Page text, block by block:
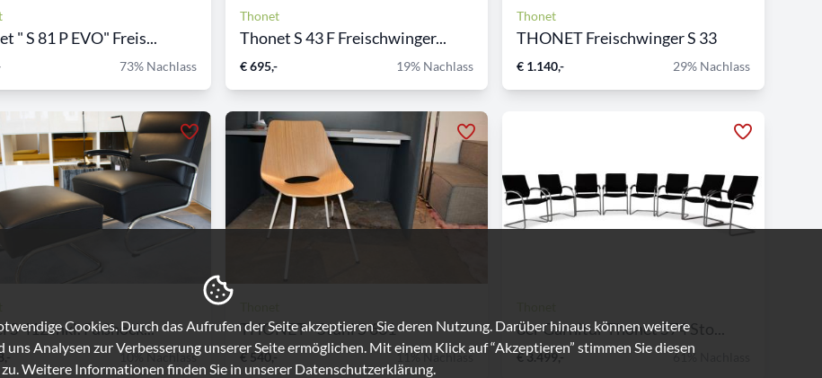
" S 81 P EVO" Freis...
73% Nachlass
Thonet
Thonet S 43 F Freischwinger...
€ 695,- 19% Nachlass
Thonet
THONET Freischwinger S 33
€ 1.140,- 29% Nachlass
S 412 inkl. Fußhock...
10% Nachlass
THONET - Stuhl S 661
€ 540,- 11% Nachlass
8er Garnitur Thonet S74 Sto...
€ 3.499,- 61% Nachlass
Cookies. Durch das Aufrufen der Seite akzeptieren Sie deren Nutzung. Darüber hinaus können weitere
Analysen zur Verbesserung unserer Seite ermöglichen. Mit einem Klick auf “Akzeptieren” stimmen Sie diesen
zu. Weitere Informationen finden Sie in unserer Datenschutzerklärung.